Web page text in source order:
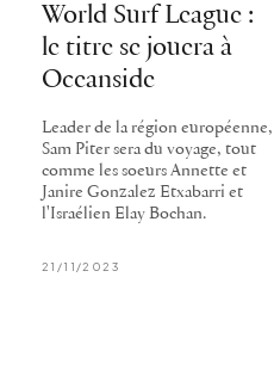
World Surf League :
le titre se jouera à
Oceanside
Leader de la région européenne,
Sam Piter sera du voyage, tout
comme les soeurs Annette et
Janire Gonzalez Etxabarri et
l'Israélien Elay Bochan.
21/11/2023